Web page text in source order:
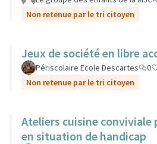
Non retenue par le tri citoyen
Jeux de société en libre
Périscolaire Ecole Descartes 0
Non retenue par le tri citoyen
Ateliers cuisine conviviale
en situation de handicap